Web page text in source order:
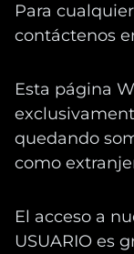
Para
contáctenos
Esta página
quedando
como
El acceso a
USUARIO es